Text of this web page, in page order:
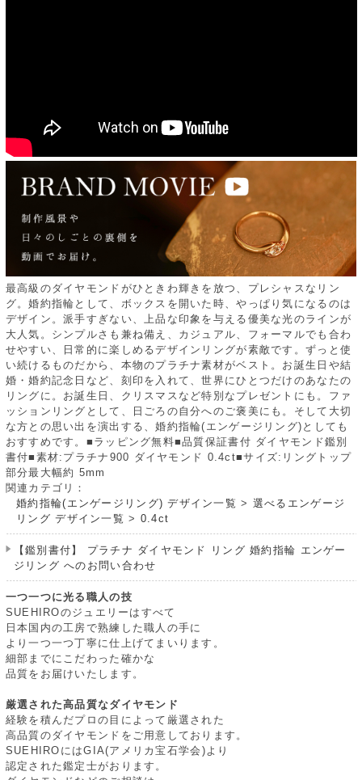
最高級のダイヤモンドがひときわ輝きを放つ、プレシャスなリン
グ。婚約指輪として、ボックスを開いた時、やっぱり気になるのは
デザイン。派手すぎない、上品な印象を与える優美な光のラインが
大人気。シンプルさも兼ね備え、カジュアル、フォーマルでも合わ
せやすい、日常的に楽しめるデザインリングが素敵です。ずっと使
い続けるものだから、本物のプラチナ素材がベスト。お誕生日や結
婚・婚約記念日など、刻印を入れて、世界にひとつだけのあなたの
リングに。お誕生日、クリスマスなど特別なプレゼントにも。ファ
ッションリングとして、日ごろの自分へのご褒美にも。そして大切
な方との思い出を演出する、婚約指輪(エンゲージリング)としても
おすすめです。■ラッピング無料■品質保証書付 ダイヤモンド鑑別
書付■素材:プラチナ900 ダイヤモンド 0.4ct■サイズ:リングトップ
部分最大幅約 5mm
関連カテゴリ：
婚約指輪(エンゲージリング) デザイン一覧 > 選べるエンゲージ
リング デザイン一覧 > 0.4ct
【鑑別書付】 プラチナ ダイヤモンド リング 婚約指輪 エンゲー
ジリング へのお問い合わせ
一つ一つに光る職人の技
SUEHIROのジュエリーはすべて
日本国内の工房で熟練した職人の手に
より一つ一つ丁寧に仕上げてまいります。
細部までにこだわった確かな
品質をお届けいたします。
厳選された高品質なダイヤモンド
経験を積んだプロの目によって厳選された
高品質のダイヤモンドをご用意しております。
SUEHIROにはGIA(アメリカ宝石学会)より
認定された鑑定士がおります。